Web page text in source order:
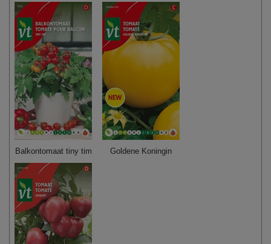
Balkontomaat tiny tim Goldene Koningin